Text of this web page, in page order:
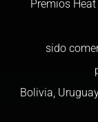
Premios
sido
Bolivia,